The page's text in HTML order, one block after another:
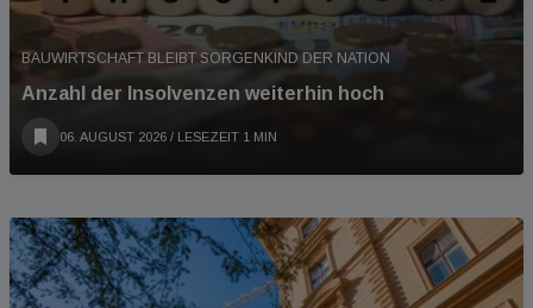
BAUWIRTSCHAFT BLEIBT SORGENKIND DER NATION
Anzahl der Insolvenzen weiterhin hoch
06. AUGUST 2026 / LESEZEIT 1 MIN